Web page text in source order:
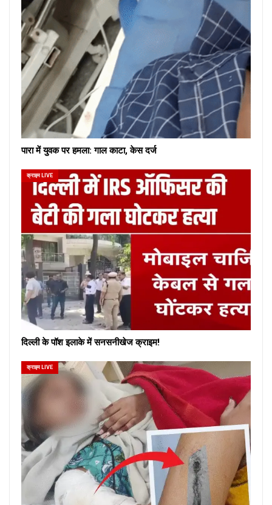
पारा में युवक पर हमला: गाल काटा, केस दर्ज
क्राइम LIVE
दिल्ली के पॉश इलाके में सनसनीखेज क्राइम!
क्राइम LIVE